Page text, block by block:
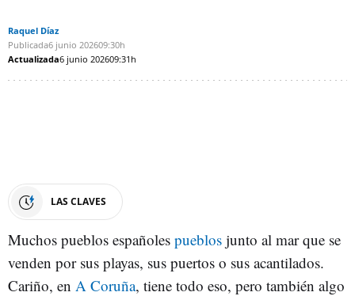
Raquel Díaz
Publicada6 junio 202609:30h
Actualizada6 junio 202609:31h
LAS CLAVES
Muchos pueblos españoles pueblos junto al mar que se
venden por sus playas, sus puertos o sus acantilados.
Cariño, en A Coruña, tiene todo eso, pero también algo